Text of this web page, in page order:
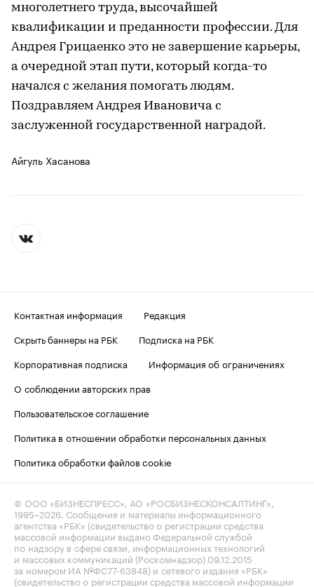
многолетнего труда, высочайшей
квалификации и преданности профессии. Для
Андрея Грицаенко это не завершение карьеры,
а очередной этап пути, который когда-то
начался с желания помогать людям.
Поздравляем Андрея Ивановича с
заслуженной государственной наградой.
Айгуль Хасанова
Контактная информация
Редакция
Скрыть баннеры на РБК
Подписка на РБК
Корпоративная подписка
Информация об ограничениях
О соблюдении авторских прав
Пользовательское соглашение
Политика в отношении обработки персональных данных
Политика обработки файлов cookie
© ООО «БИЗНЕСПРЕСС», АО «РОСБИЗНЕСКОНСАЛТИНГ»,
1995–2026 . Сообщения и материалы информационного
агентства «РБК» (свидетельство о регистрации средства
массовой информации выдано Федеральной службой
по надзору в сфере связи, информационных технологий
и массовых коммуникаций (Роскомнадзор) 09.12.2015
за номером ИА №ФС77-63848) и сетевого издания «РБК»
(свидетельство о регистрации средства массовой информации